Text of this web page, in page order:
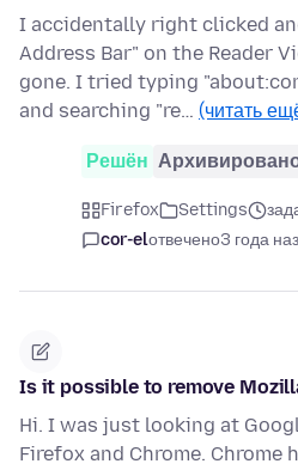
I accidentally right clicked
Address Bar" on the Reader
gone. I tried typing
and searching "re… (читать
Решён
Firefox Settings
cor-elотвечено3 года
Is it possible to remove
Hi. I was just looking at
Firefox and Chrome. Chrome